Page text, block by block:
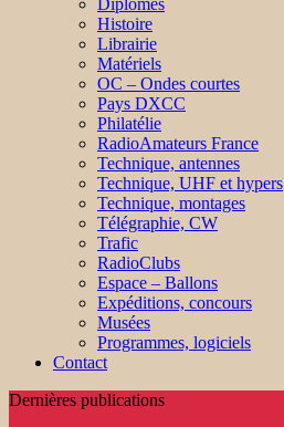
Diplômes
Histoire
Librairie
Matériels
OC – Ondes courtes
Pays DXCC
Philatélie
RadioAmateurs France
Technique, antennes
Technique, UHF et hypers
Technique, montages
Télégraphie, CW
Trafic
RadioClubs
Espace – Ballons
Expéditions, concours
Musées
Programmes, logiciels
Contact
Dernières publications